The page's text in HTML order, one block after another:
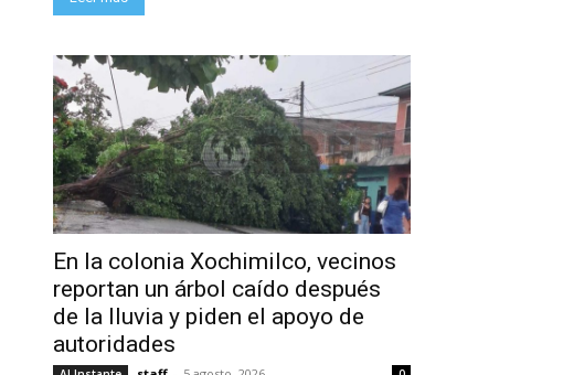
En la colonia Xochimilco, vecinos
reportan un árbol caído después
de la lluvia y piden el apoyo de
autoridades